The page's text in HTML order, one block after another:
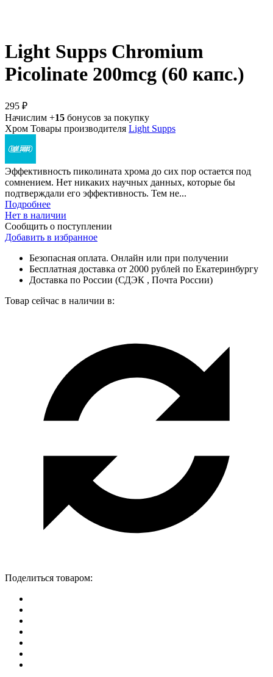
Light Supps Chromium
Picolinate 200mcg (60 капс.)
295 ₽
Начислим +15 бонусов за покупку
Хром Товары производителя Light Supps
Эффективность пиколината хрома до сих пор остается под
сомнением. Нет никаких научных данных, которые бы
подтверждали его эффективность. Тем не...
Подробнее
Нет в наличии
Сообщить о поступлении
Добавить в избранное
Безопасная оплата. Онлайн или при получении
Бесплатная доставка от 2000 рублей по Екатеринбургу
Доставка по России (СДЭК , Почта России)
Товар сейчас в наличии в:
Поделиться товаром: